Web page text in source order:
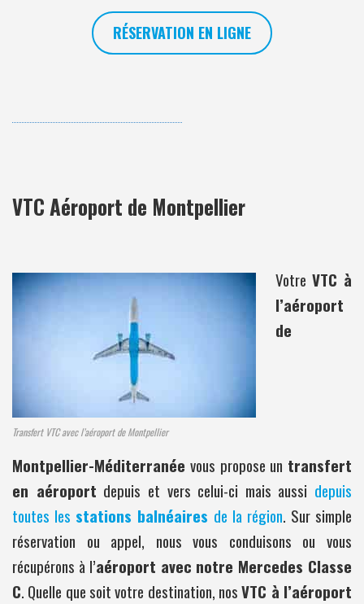
RÉSERVATION EN LIGNE
VTC Aéroport de Montpellier
Transfert VTC avec l’aéroport de Montpellier
Votre VTC à
l’aéroport
de
Montpellier-Méditerranée vous propose un transfert
en aéroport depuis et vers celui-ci mais aussi depuis
toutes les stations balnéaires de la région. Sur simple
réservation ou appel, nous vous conduisons ou vous
récupérons à l’aéroport avec notre Mercedes Classe
C. Quelle que soit votre destination, nosVTC à l’aéroport